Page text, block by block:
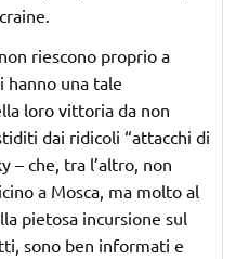
riescono proprio a
hanno una tale
loro vittoria da non
dai ridicoli “attacchi di
– che, tra l’altro, non
a Mosca, ma molto al
pietosa incursione sul
sono ben informati e